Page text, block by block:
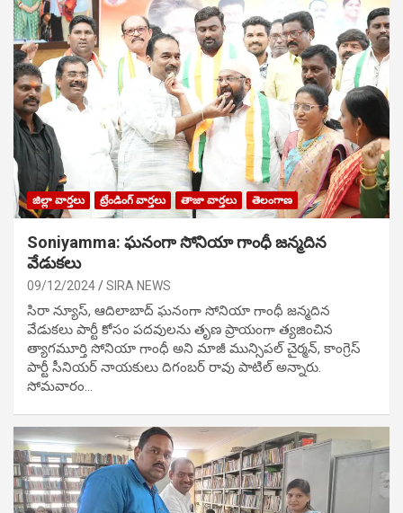
జిల్లా వార్తలు ట్రేండింగ్ వార్తలు తాజా వార్తలు తెలంగాణ
Soniyamma: ఘ‌నంగా సోనియా గాంధీ జ‌న్మ‌దిన
వేడుక‌లు
09/12/2024 SIRA NEWS
సిరా న్యూస్, ఆదిలాబాద్ ఘ‌నంగా సోనియా గాంధీ జ‌న్మ‌దిన
వేడుక‌లు పార్టీ కోసం ప‌ద‌వుల‌ను తృణ ప్రాయంగా త్య‌జించిన
త్యాగమూర్తి సోనియా గాంధీ అని మాజీ మున్సిప‌ల్ చైర్మ‌న్, కాంగ్రెస్
పార్టీ సీనియ‌ర్ నాయ‌కులు దిగంబ‌ర్ రావు పాటిల్ అన్నారు.
సోమవారం…